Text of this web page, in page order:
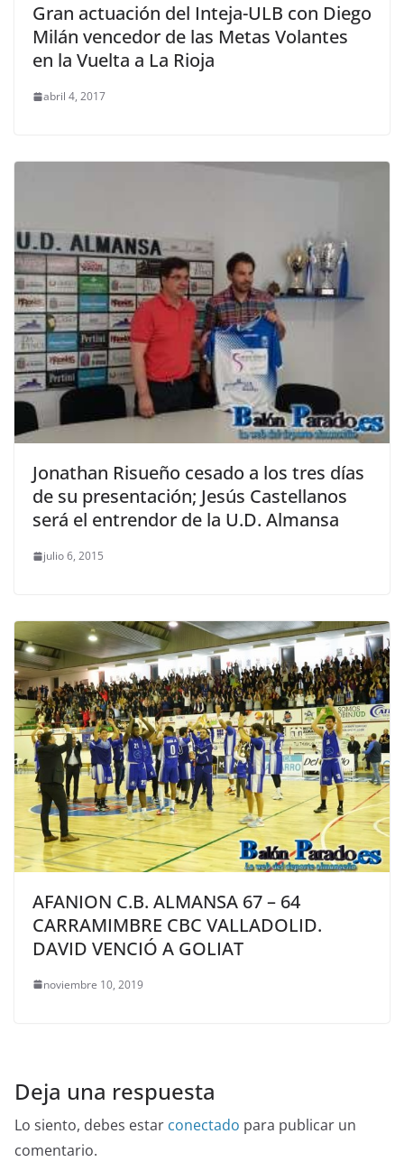
Gran actuación del Inteja-ULB con Diego
Milán vencedor de las Metas Volantes
en la Vuelta a La Rioja
abril 4, 2017
Jonathan Risueño cesado a los tres días
de su presentación; Jesús Castellanos
será el entrendor de la U.D. Almansa
julio 6, 2015
AFANION C.B. ALMANSA 67 – 64
CARRAMIMBRE CBC VALLADOLID.
DAVID VENCIÓ A GOLIAT
noviembre 10, 2019
Deja una respuesta
Lo siento, debes estar conectado para publicar un
comentario.